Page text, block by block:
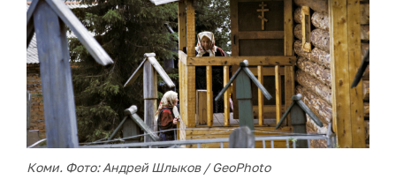
Коми. Фото: Андрей Шлыков / GeoPhoto